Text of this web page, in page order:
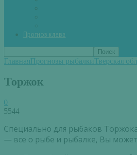
Прогноз клева
ГлавнаяПрогнозы рыбалкиТверская
Торжок
0
5544
Специально для рыбаков
— все о рыбе и рыбалке, Вы